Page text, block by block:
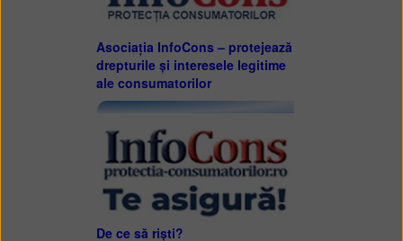
Asociația InfoCons – protejează
drepturile și interesele legitime
ale consumatorilor
De ce să riști?